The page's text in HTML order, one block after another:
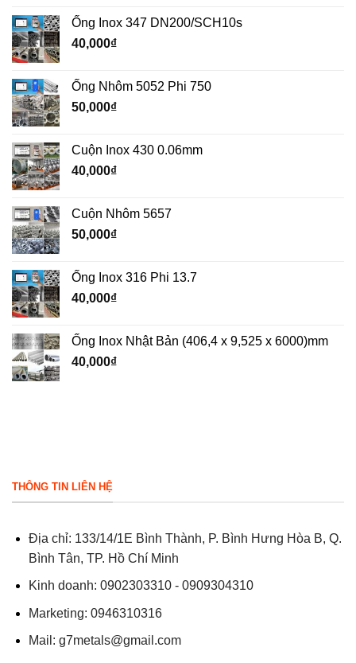
Ống Inox 347 DN200/SCH10s
40,000₫
Ống Nhôm 5052 Phi 750
50,000₫
Cuộn Inox 430 0.06mm
40,000₫
Cuộn Nhôm 5657
50,000₫
Ống Inox 316 Phi 13.7
40,000₫
Ống Inox Nhật Bản (406,4 x 9,525 x 6000)mm
40,000₫
THÔNG TIN LIÊN HỆ
Địa chỉ: 133/14/1E Bình Thành, P. Bình Hưng Hòa B, Q.
Bình Tân, TP. Hồ Chí Minh
Kinh doanh: 0902303310 - 0909304310
Marketing: 0946310316
Mail: g7metals@gmail.com